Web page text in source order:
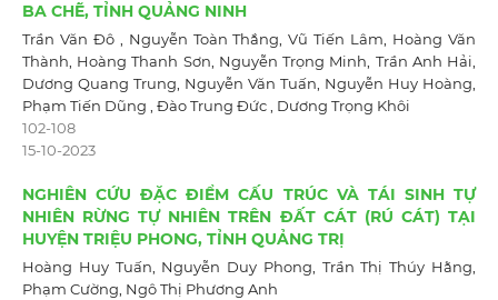
BA CHẼ, TỈNH QUẢNG NINH
Trần Văn Đô , Nguyễn Toàn Thắng, Vũ Tiến Lâm, Hoàng Văn
Thành, Hoàng Thanh Sơn, Nguyễn Trọng Minh, Trần Anh Hải,
Dương Quang Trung, Nguyễn Văn Tuấn, Nguyễn Huy Hoàng,
Phạm Tiến Dũng , Đào Trung Đức , Dương Trọng Khôi
102-108
15-10-2023
NGHIÊN CỨU ĐẶC ĐIỂM CẤU TRÚC VÀ TÁI SINH TỰ
NHIÊN RỪNG TỰ NHIÊN TRÊN ĐẤT CÁT (RÚ CÁT) TẠI
HUYỆN TRIỆU PHONG, TỈNH QUẢNG TRỊ
Hoàng Huy Tuấn, Nguyễn Duy Phong, Trần Thị Thúy Hằng,
Phạm Cường, Ngô Thị Phương Anh